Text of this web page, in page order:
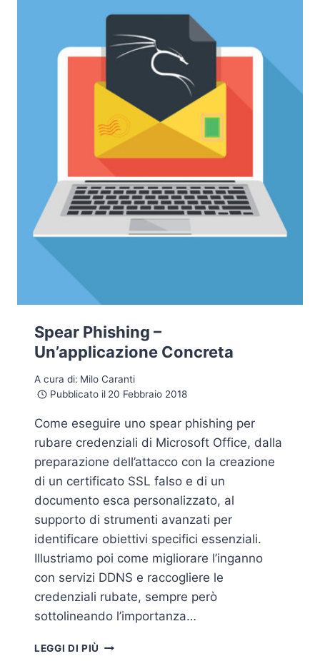
PER
FORMARE
FUTURI
PROFESSIONISTI
CYBER
SECURITY
Spear Phishing –
Un’applicazione Concreta
A cura di: Milo Caranti
Pubblicato il 20 Febbraio 2018
Come eseguire uno spear phishing per
rubare credenziali di Microsoft Office, dalla
preparazione dell’attacco con la creazione
di un certificato SSL falso e di un
documento esca personalizzato, al
supporto di strumenti avanzati per
identificare obiettivi specifici essenziali.
Illustriamo poi come migliorare l’inganno
con servizi DDNS e raccogliere le
credenziali rubate, sempre però
sottolineando l’importanza…
LEGGI DI PIÙ SPEAR